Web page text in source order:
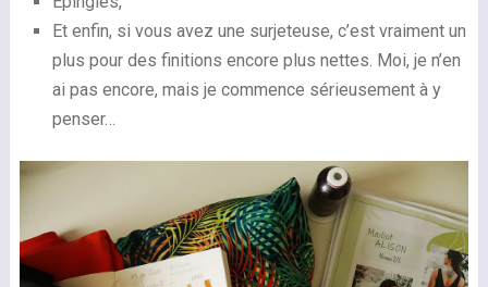
Et enfin, si vous avez une surjeteuse, c’est vraiment un
plus pour des finitions encore plus nettes. Moi, je n’en
ai pas encore, mais je commence sérieusement à y
penser…